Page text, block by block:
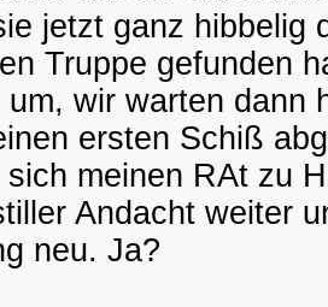
jetzt ganz hibbelig
Truppe gefunden
um, wir warten dann
ersten Schiß
sich meinen RAt zu
Andacht weiter
neu. Ja?